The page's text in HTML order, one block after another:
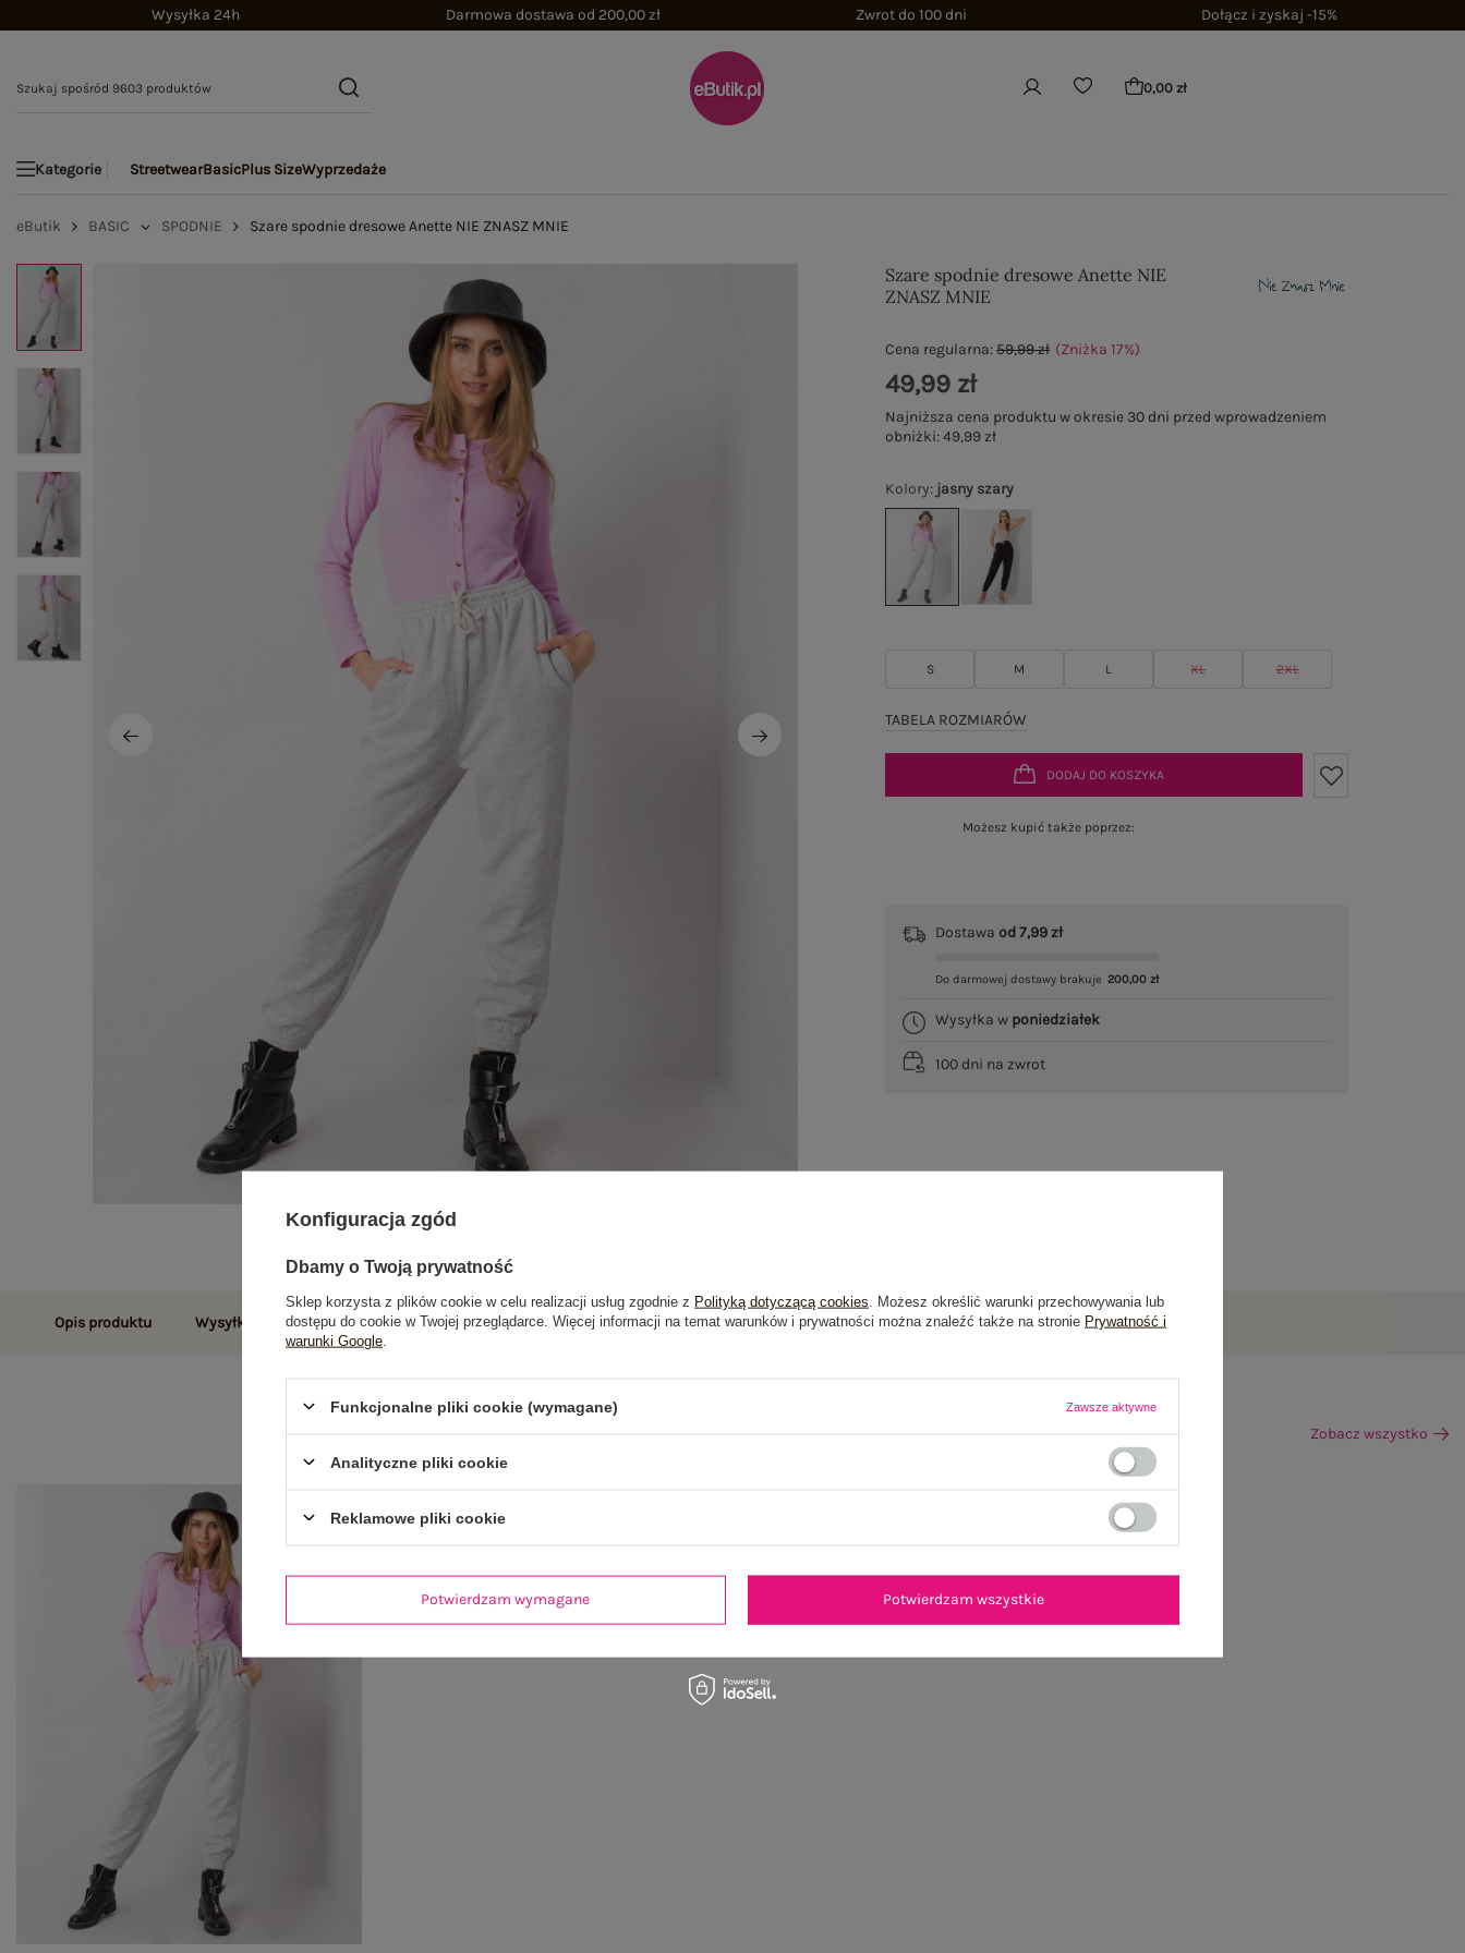
Wysyłka 24h Darmowa dostawa od 200,00 zł Zwrot do 100 dni Dołącz i zyskaj -15%
0,00 zł
Kategorie StreetwearBasicPlus SizeWyprzedaże
eButik BASIC SPODNIE Szare spodnie dresowe Anette NIE ZNASZ MNIE
Szare spodnie dresowe Anette NIE
ZNASZ MNIE
Kolory: jasny szary
S M L XL 2XL
TABELA ROZMIARÓW
Cena regularna:59,99 zł (Zniżka17%)
49,99 zł
Najniższa cena produktu w okresie 30 dni przed wprowadzeniem
obniżki:49,99 zł
DODAJ DO KOSZYKA
Możesz kupić także poprzez:
Dostawaod 7,99 zł
Do darmowej dostawy brakuje 200,00 zł
Wysyłka w poniedziałek
100 dni na zwrot
Opis produktu Wysyłka i dostawa Zwroty i reklamacje Opinie o produkcie(0)
Zobacz wszystko
Konfiguracja zgód
Dbamy o Twoją prywatność
Sklep korzysta z plików cookie w celu realizacji usług zgodnie z Polityką dotyczącą cookies . Możesz określić warunki przechowywania lub
dostępu do cookie w Twojej przeglądarce. Więcej informacji na temat warunków i prywatności można znaleźć także na stronie Prywatność i
warunki Google
Funkcjonalne pliki cookie (wymagane) Zawsze aktywne
Analityczne pliki cookie
Reklamowe pliki cookie
Potwierdzam wymagane Potwierdzam wszystkie